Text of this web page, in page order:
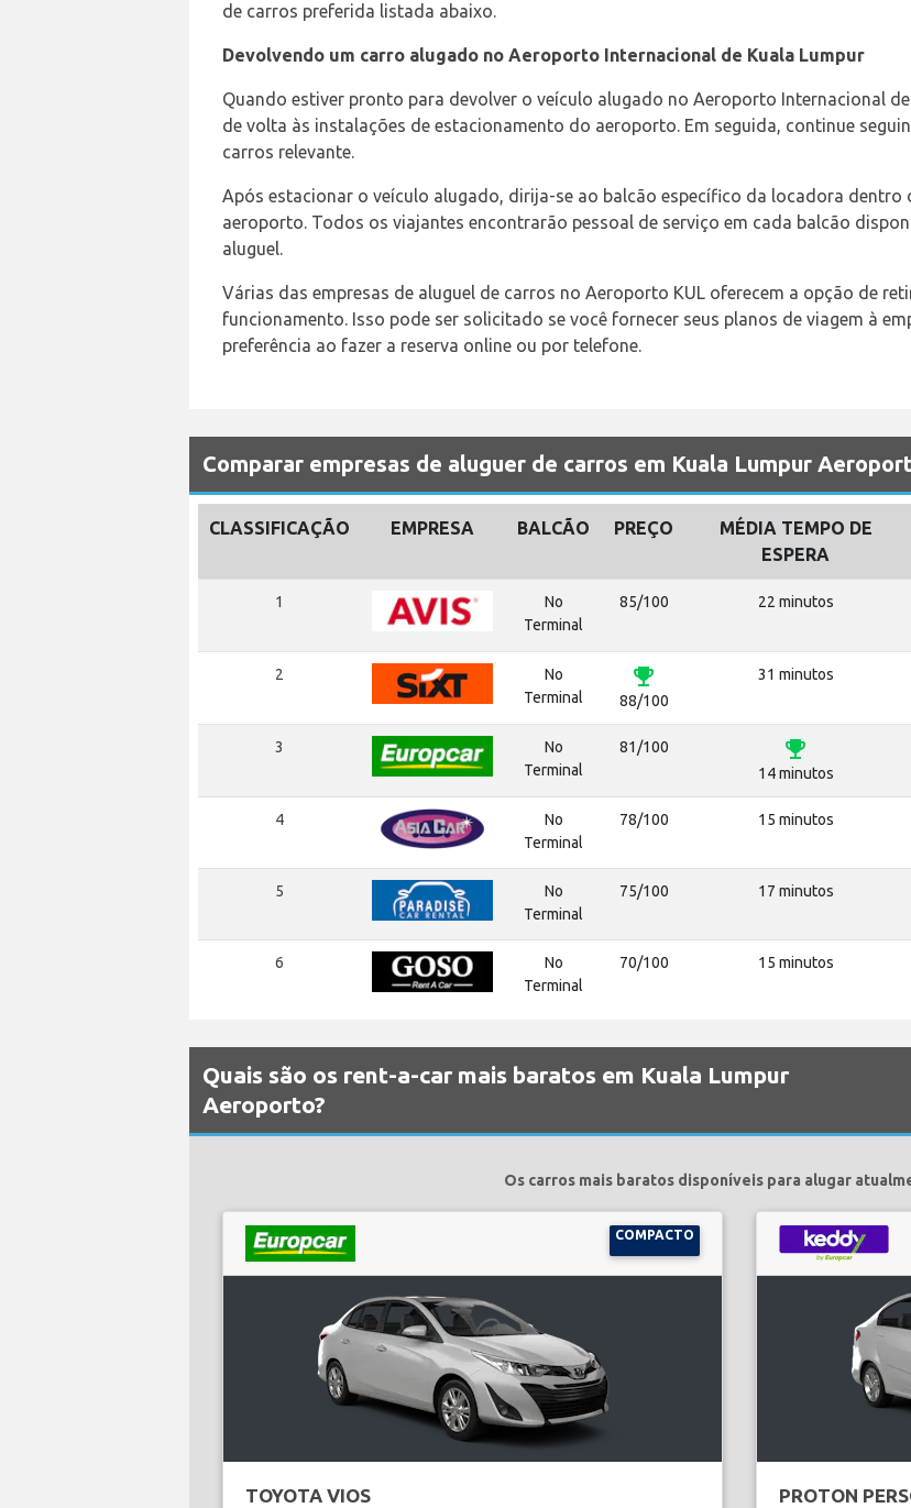
de carros preferida listada abaixo.
Devolvendo um carro alugado no Aeroporto Internacional de Kuala Lumpur
Quando estiver pronto para devolver o veículo alugado no Aeroporto Internacional
de volta às instalações de estacionamento do aeroporto. Em seguida, continue
carros relevante.
Após estacionar o veículo alugado, dirija-se ao balcão específico da locadora
aeroporto. Todos os viajantes encontrarão pessoal de serviço em cada balcão
aluguel.
Várias das empresas de aluguel de carros no Aeroporto KUL oferecem a opção de
funcionamento. Isso pode ser solicitado se você fornecer seus planos de viagem à
preferência ao fazer a reserva online ou por telefone.
Comparar empresas de aluguer de carros em Kuala Lumpur
CLASSIFICAÇÃO EMPRESA BALCÃO PREÇO
MÉDIA TEMPO DE
ESPERA
1
No
Terminal
85/100 22 minutos
2
No
Terminal
emoji_events
88/100
31 minutos
3
No
Terminal
81/100 emoji_events
14 minutos
4
No
Terminal
78/100 15 minutos
5
No
Terminal
75/100 17 minutos
6
No
Terminal
70/100 15 minutos
Quais são os rent-a-car mais baratos em Kuala Lumpur
Aeroporto?
Os carros mais baratos disponíveis para alugar
COMPACTO
TOYOTA VIOS PROTON